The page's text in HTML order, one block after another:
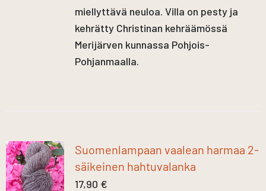
miellyttävä neuloa. Villa on pesty ja
kehrätty Christinan kehräämössä
Merijärven kunnassa Pohjois-
Pohjanmaalla.
Suomenlampaan vaalean harmaa 2-
säikeinen hahtuvalanka
17,90 €